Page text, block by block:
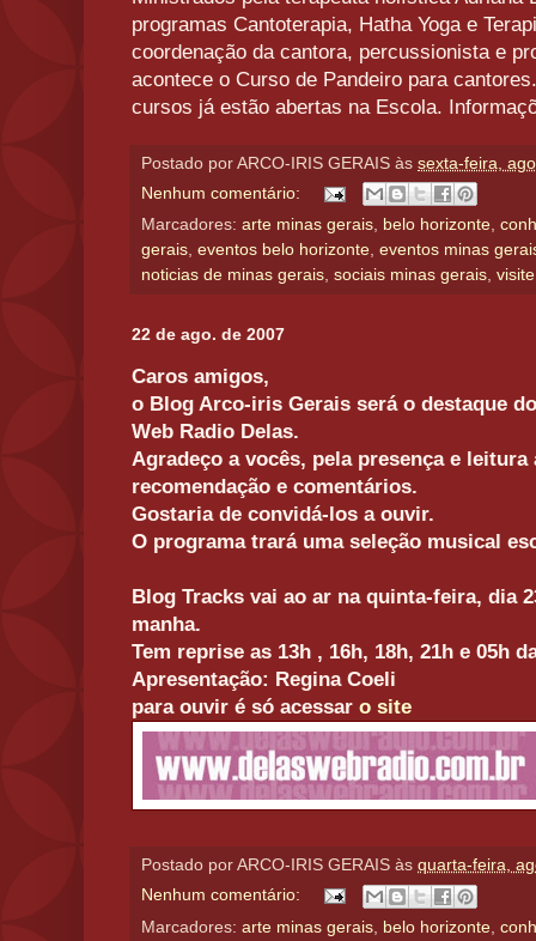
programas Cantoterapia, Hatha Yoga e
coordenação da cantora, percussionista e
acontece o Curso de Pandeiro para
cursos já estão abertas na Escola.
Postado por ARCO-IRIS GERAIS às sexta-feira,
Nenhum comentário:
Marcadores: arte minas gerais, belo horizonte,
gerais, eventos belo horizonte, eventos minas
noticias de minas gerais, sociais minas gerais,
22 de ago. de 2007
Caros amigos,
o Blog Arco-iris Gerais será o destaque
Web Radio Delas.
Agradeço a vocês, pela presença e
recomendação e comentários.
Gostaria de convidá-los a ouvir.
O programa trará uma seleção musical
Blog Tracks vai ao ar na quinta-feira, dia
manha.
Tem reprise as 13h , 16h, 18h, 21h e 05h
Apresentação: Regina Coeli
para ouvir é só acessar o site
Postado por ARCO-IRIS GERAIS às quarta-feira,
Nenhum comentário:
Marcadores: arte minas gerais belo horizonte